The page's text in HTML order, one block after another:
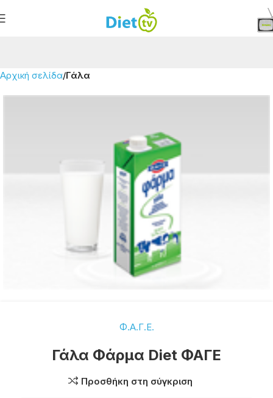
Αρχική σελίδα Γάλα
Φ.Α.Γ.Ε.
Γάλα Φάρμα Diet ΦΑΓΕ
Προσθήκη στη σύγκριση